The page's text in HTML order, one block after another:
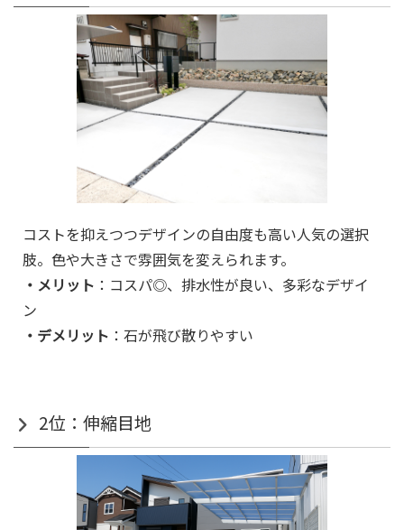
コストを抑えつつデザインの自由度も高い人気の選択
肢。色や大きさで雰囲気を変えられます。
・メリット ：コスパ◎、排水性が良い、多彩なデザイ
ン
・デメリット ：石が飛び散りやすい
2位：伸縮目地